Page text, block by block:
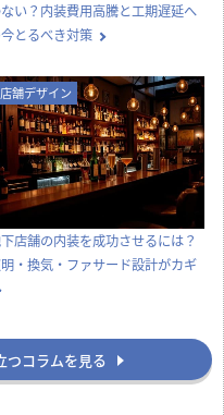
い？内装費用高騰と工期遅延へ
とるべき対策
店舗デザイン
店舗の内装を成功させるには？
・換気・ファサード設計がカギ
つコラムを見る